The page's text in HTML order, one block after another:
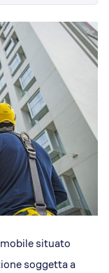
situato
soggetta a